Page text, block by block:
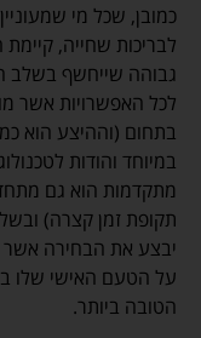
כמובן, שכל מי
לבריכות שחייה,
גבוהה שייחשף בשלב
לכל האפשרויות אשר
בתחום (וההיצע הוא
במיוחד והודות
מתקדמות הוא גם
תקופת זמן קצרה)
יבצע את הבחירה
על הטעם האישי שלו
הטובה ביותר.